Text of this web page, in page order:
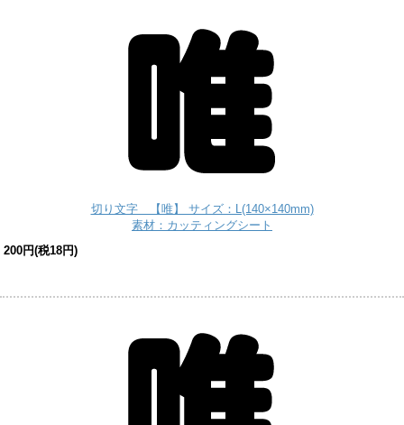
切り文字 【唯】 サイズ：L(140×140mm)
素材：カッティングシート
200円(税18円)